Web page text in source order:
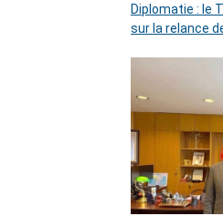
Diplomatie : le
sur la relance